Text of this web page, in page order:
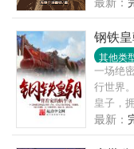
不妄语
广大床
嗯……违
后对准
法熟练
度+1】
想我会
钢铁
其他类
一场绝
行世界
皇子，
密试验
里，让
最新：